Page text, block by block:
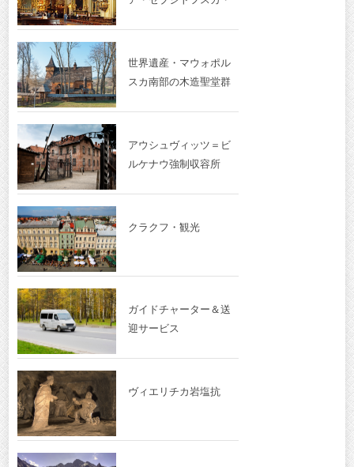
世界遺産・マウォポル
スカ南部の木造聖堂群
アウシュヴィッツ＝ビ
ルケナウ強制収容所
クラクフ・観光
ガイドチャーター＆送
迎サービス
ヴィエリチカ岩塩抗